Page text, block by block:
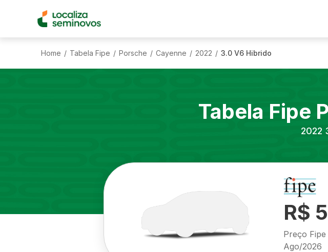
Home / Tabela Fipe / Porsche / Cayenne / 2022 / 3.0 V6 Hibrido
Tabela Fipe
2022
R$
Preço
Ago/2026